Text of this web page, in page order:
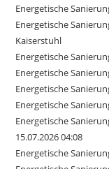
Energetische
Energetische
Kaiserstuhl
Energetische
Energetische
Energetische
Energetische
Energetische
15.07.2026 04:08
Energetische